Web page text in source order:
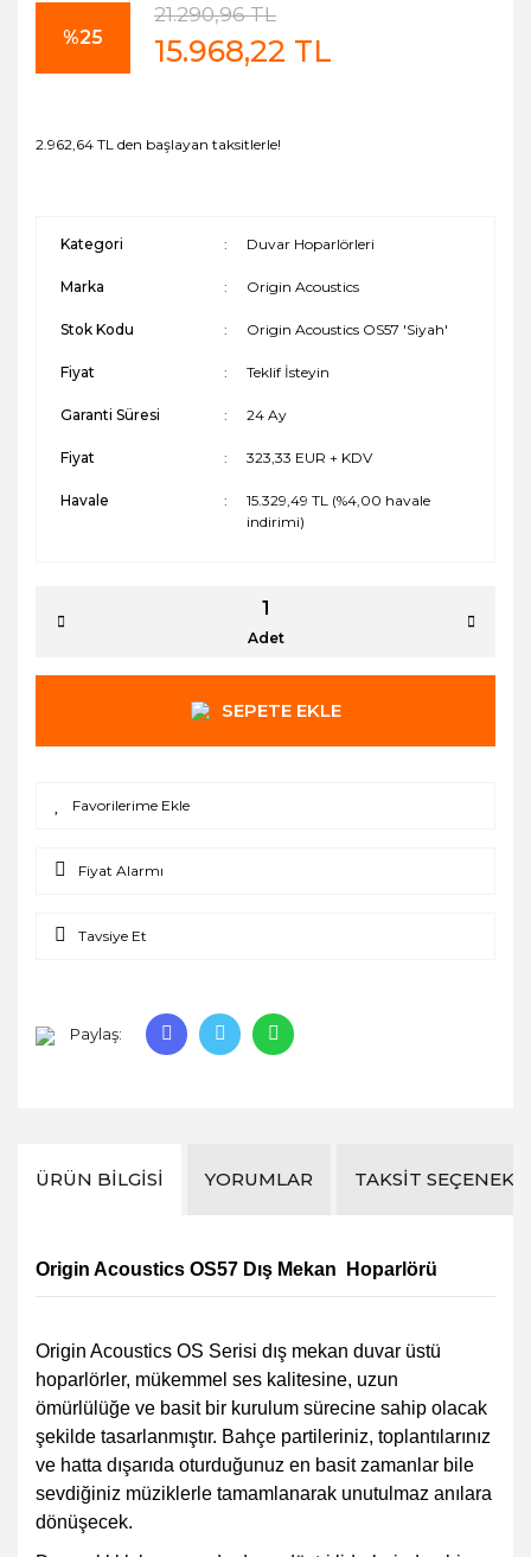
%25
21.290,96 TL
15.968,22 TL
2.962,64 TL den başlayan taksitlerle!
Kategori Duvar Hoparlörleri
Marka Origin Acoustics
Stok Kodu Origin Acoustics OS57 'Siyah'
Fiyat Teklif İsteyin
Garanti Süresi 24 Ay
Fiyat 323,33 EUR + KDV
Havale
15.329,49 TL (%4,00 havale
indirimi)
Adet
SEPETE EKLE
Fiyat Alarmı
Tavsiye Et
Paylaş:
ÜRÜN BILGISI YORUMLAR TAKSIT
Origin Acoustics OS57 Dış Mekan Hoparlörü
Origin Acoustics OS Serisi dış mekan duvar üstü
hoparlörler, mükemmel ses kalitesine, uzun
ömürlülüğe ve basit bir kurulum sürecine sahip olacak
şekilde tasarlanmıştır. Bahçe partileriniz, toplantılarınız
ve hatta dışarıda oturduğunuz en basit zamanlar bile
sevdiğiniz müziklerle tamamlanarak unutulmaz anılara
dönüşecek.